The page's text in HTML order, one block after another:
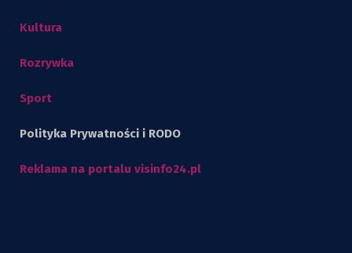
Kultura
Rozrywka
Sport
Polityka Prywatności i RODO
Reklama na portalu visinfo24.pl